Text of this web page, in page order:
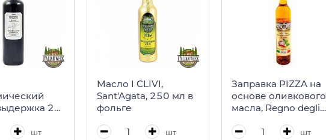
2
шт
Масло I CLIVI,
Sant'Agata, 250 мл в
фольге
шт
Заправка PIZZA на
основе оливкового
масла, Regno degli
шт